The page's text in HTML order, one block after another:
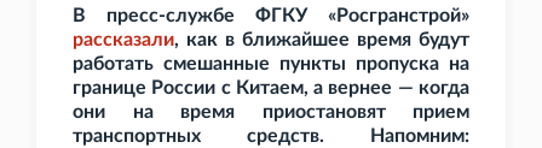
В пресс-службе ФГКУ «Росгранстрой»
рассказали, как в ближайшее время будут
работать смешанные пункты пропуска на
границе России с Китаем, а вернее — когда
они на время приостановят прием
транспортных средств. Напомним: